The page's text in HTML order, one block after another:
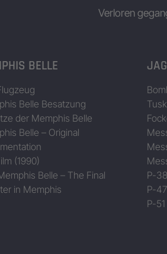
Verloren
BELLE
Belle Besatzung
der Memphis Belle
Belle – Original
(1990)
Belle – The Final
in Memphis
P-
P-
P-